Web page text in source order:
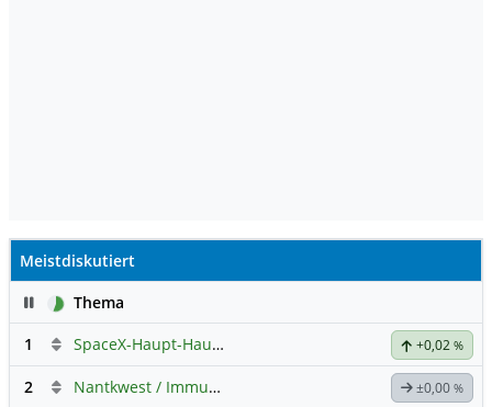
Meistdiskutiert
PauseThema
1
SpaceX-Haupt-Hauptforum +0,02 %
2 Nantkwest / Immunitybio -> IBRX ±0,00 %